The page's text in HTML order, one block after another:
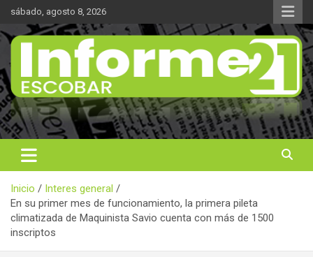
Saltar
contenido
sábado, agosto 8, 2026
Informe 21
Noticas reales
Inicio
Interes general
En su primer mes de funcionamiento, la primera pileta
climatizada de Maquinista Savio cuenta con más de 1500
inscriptos